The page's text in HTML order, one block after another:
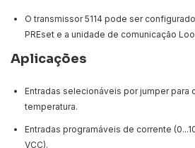
O transmissor 5114 pode ser
PREset e a unidade de comunicação
Aplicações
Entradas selecionáveis ​​por jumper para
temperatura.
Entradas programáveis ​​de corrente
VCC).